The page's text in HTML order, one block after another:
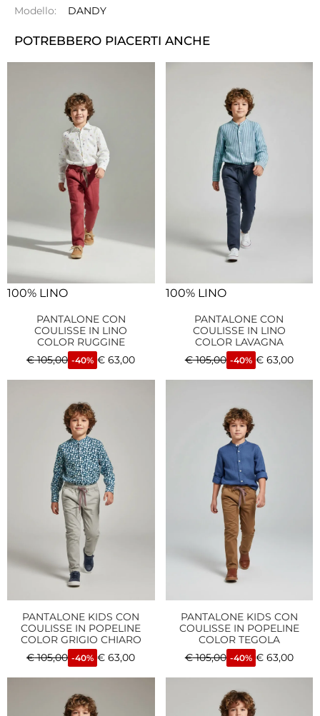
Modello: DANDY
POTREBBERO PIACERTI ANCHE
100% LINO
PANTALONE CON
COULISSE IN LINO
COLOR RUGGINE
€105,00 -40% € 63,00
100% LINO
PANTALONE CON
COULISSE IN LINO
COLOR LAVAGNA
€105,00 -40% €63,00
PANTALONE KIDS CON
COULISSE IN POPELINE
COLOR GRIGIO CHIARO
€105,00 -40% € 63,00
PANTALONE KIDS CON
COULISSE IN POPELINE
COLOR TEGOLA
€105,00 -40% €63,00